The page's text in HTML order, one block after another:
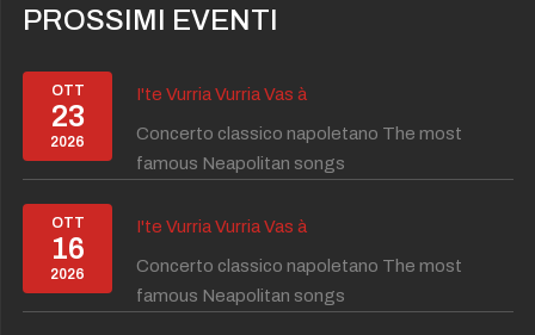
PROSSIMI EVENTI
OTT
23
2026
I'te Vurria Vurria Vas à
Concerto classico napoletano The most
famous Neapolitan songs
OTT
16
2026
I'te Vurria Vurria Vas à
Concerto classico napoletano The most
famous Neapolitan songs